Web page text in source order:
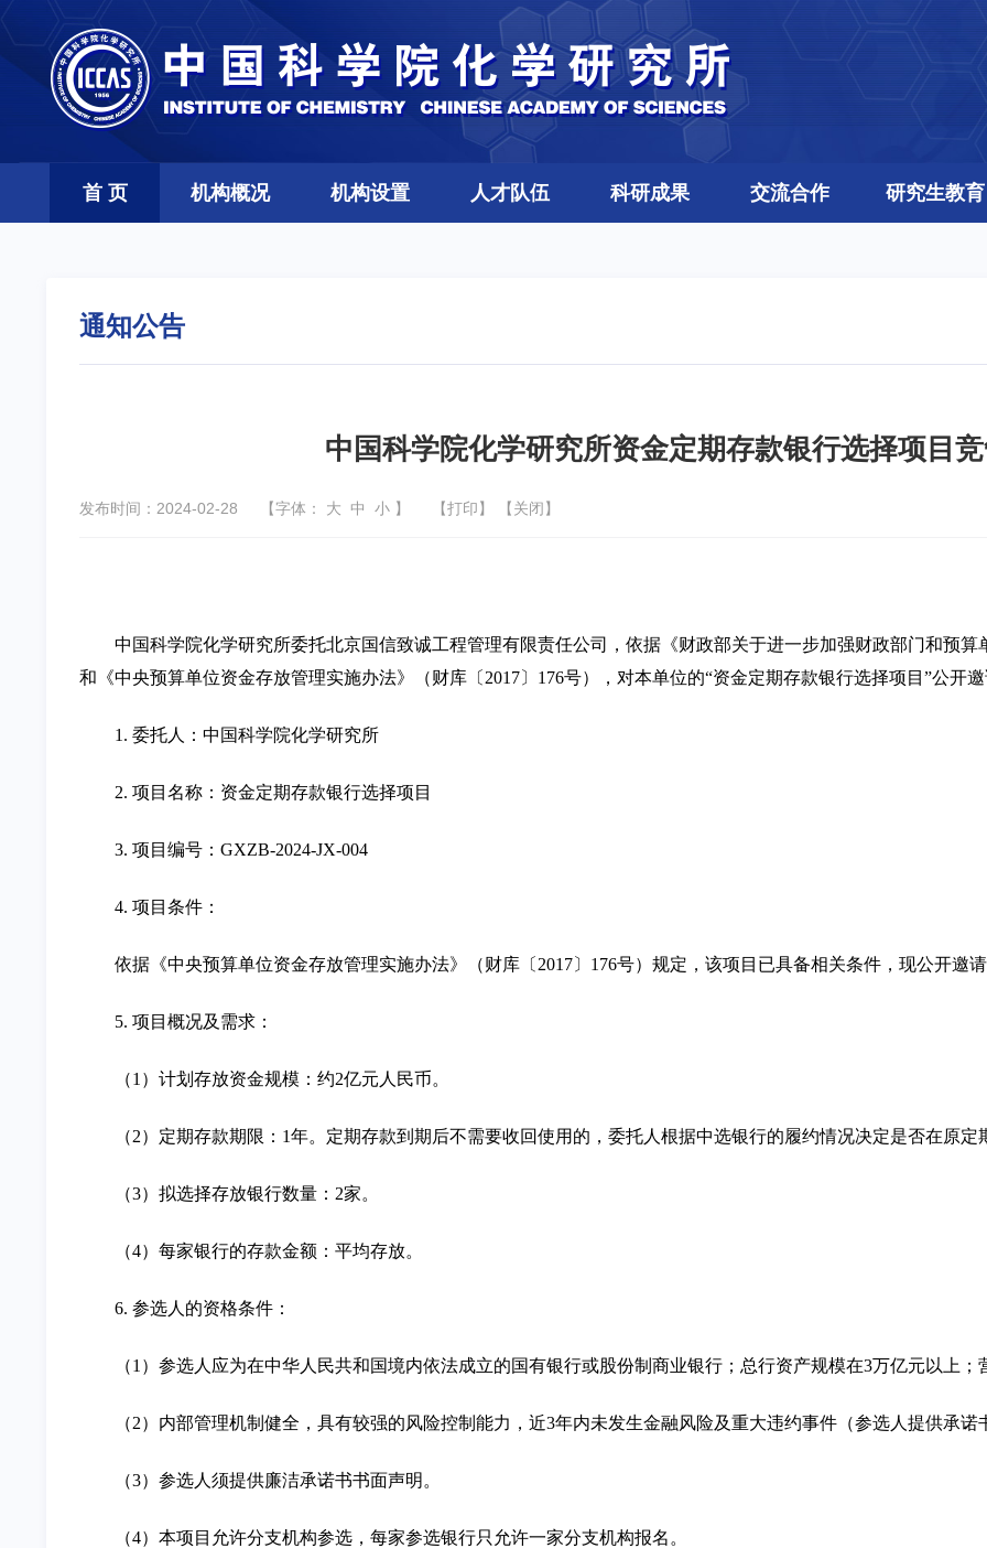
首 页 机构概况 机构设置 人才队伍 科研成果 交流合作 研究生教育
通知公告
中国科学院化学研究所资金定期存款银行选择项目
发布时间：2024-02-28 【字体： 大 中 小 】 【打印】 【关闭】
中国科学院化学研究所委托北京国信致诚工程管理有限责任公司，依据《财政部关于进一步加强财政部门和预
和《中央预算单位资金存放管理实施办法》（财库〔2017〕176号），对本单位的“资金定期存款银行选择项目”公开
1. 委托人：中国科学院化学研究所
2. 项目名称：资金定期存款银行选择项目
3. 项目编号：GXZB-2024-JX-004
4. 项目条件：
依据《中央预算单位资金存放管理实施办法》（财库〔2017〕176号）规定，该项目已具备相关条件，现公开邀
5. 项目概况及需求：
（1）计划存放资金规模：约2亿元人民币。
（2）定期存款期限：1年。定期存款到期后不需要收回使用的，委托人根据中选银行的履约情况决定是否在原
（3）拟选择存放银行数量：2家。
（4）每家银行的存款金额：平均存放。
6. 参选人的资格条件：
（1）参选人应为在中华人民共和国境内依法成立的国有银行或股份制商业银行；总行资产规模在3万亿元以上
（2）内部管理机制健全，具有较强的风险控制能力，近3年内未发生金融风险及重大违约事件（参选人提供承诺
（3）参选人须提供廉洁承诺书书面声明。
（4）本项目允许分支机构参选，每家参选银行只允许一家分支机构报名。